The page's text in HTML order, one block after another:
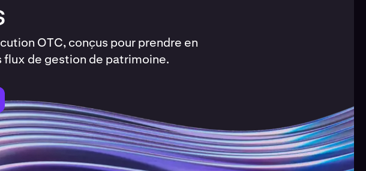
OTC, conçus pour prendre en
de gestion de patrimoine.